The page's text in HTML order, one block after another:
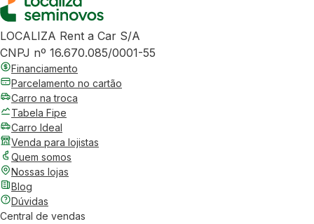
LOCALIZA Rent a Car S/A
CNPJ nº 16.670.085/0001-55
Financiamento
Parcelamento no cartão
Carro na troca
Tabela Fipe
Carro Ideal
Venda para lojistas
Quem somos
Nossas lojas
Blog
Dúvidas
Central de vendas